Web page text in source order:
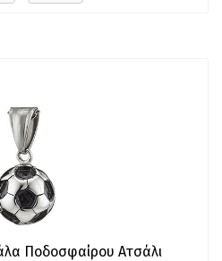
Ποδοσφαίρου Ατσάλι